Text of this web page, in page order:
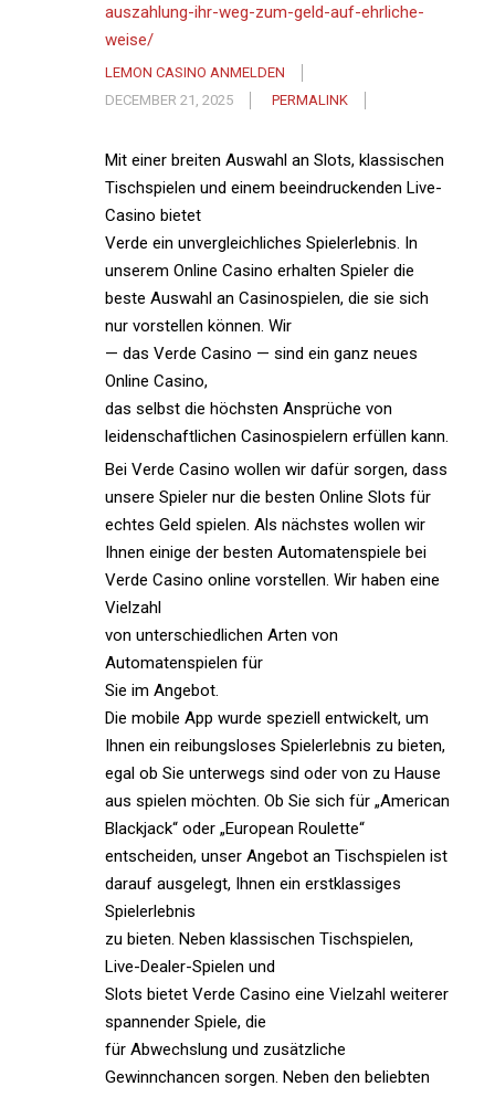
auszahlung-ihr-weg-zum-geld-auf-ehrliche-
weise/
LEMON CASINO ANMELDEN
DECEMBER 21, 2025
PERMALINK
Mit einer breiten Auswahl an Slots, klassischen
Tischspielen und einem beeindruckenden Live-
Casino bietet
Verde ein unvergleichliches Spielerlebnis. In
unserem Online Casino erhalten Spieler die
beste Auswahl an Casinospielen, die sie sich
nur vorstellen können. Wir
— das Verde Casino — sind ein ganz neues
Online Casino,
das selbst die höchsten Ansprüche von
leidenschaftlichen Casinospielern erfüllen kann.
Bei Verde Casino wollen wir dafür sorgen, dass
unsere Spieler nur die besten Online Slots für
echtes Geld spielen. Als nächstes wollen wir
Ihnen einige der besten Automatenspiele bei
Verde Casino online vorstellen. Wir haben eine
Vielzahl
von unterschiedlichen Arten von
Automatenspielen für
Sie im Angebot.
Die mobile App wurde speziell entwickelt, um
Ihnen ein reibungsloses Spielerlebnis zu bieten,
egal ob Sie unterwegs sind oder von zu Hause
aus spielen möchten. Ob Sie sich für „American
Blackjack“ oder „European Roulette“
entscheiden, unser Angebot an Tischspielen ist
darauf ausgelegt, Ihnen ein erstklassiges
Spielerlebnis
zu bieten. Neben klassischen Tischspielen,
Live-Dealer-Spielen und
Slots bietet Verde Casino eine Vielzahl weiterer
spannender Spiele, die
für Abwechslung und zusätzliche
Gewinnchancen sorgen. Neben den beliebten